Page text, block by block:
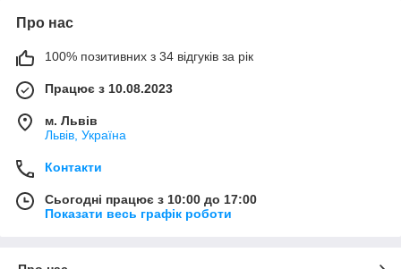
Про нас
100% позитивних з 34 відгуків за рік
Працює з 10.08.2023
м. Львів
Львів, Україна
Контакти
Сьогодні працює з 10:00 до 17:00
Показати весь графік роботи